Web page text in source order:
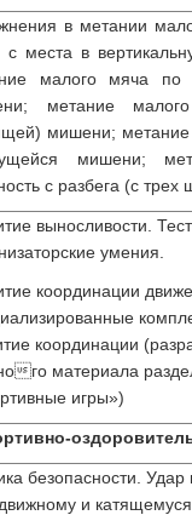
в метании
с места в
малого мяча по
метание
мишени; метание
мишени;
с разбега (с трех
выносливости.
умения.
координации
координации
го материала
игры»)
безопасности. Удар
и